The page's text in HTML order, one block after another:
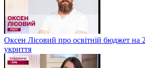
Оксен Лісовий про освітній бюджет на
укриття